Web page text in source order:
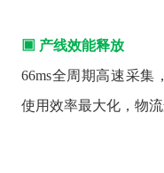
▣ 产线效能释放
66ms全周期高速采集
使用效率最大化，物流